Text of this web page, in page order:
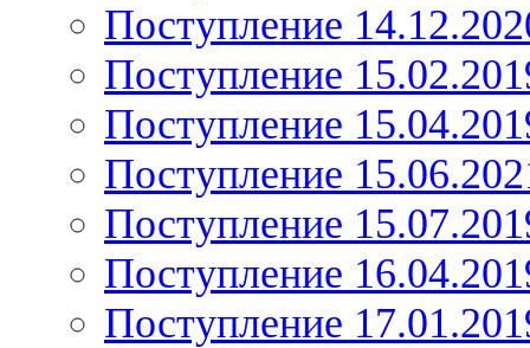
Поступление
Поступление
Поступление
Поступление
Поступление
Поступление
Поступление